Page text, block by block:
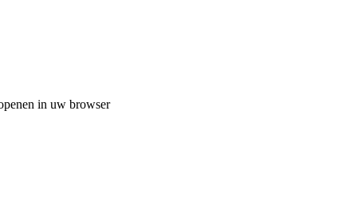
in uw browser